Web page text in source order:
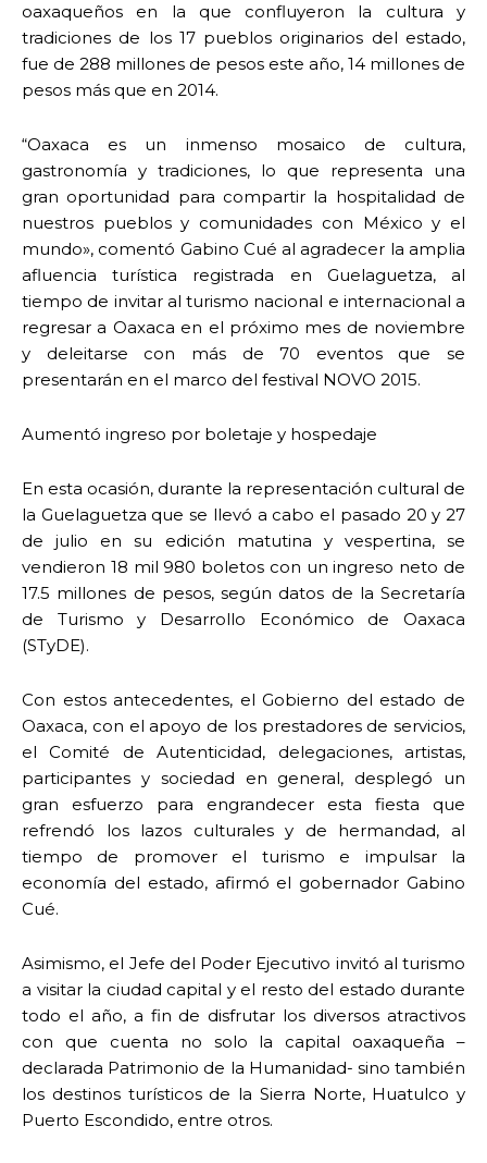
oaxaqueños en la que confluyeron la cultura y
tradiciones de los 17 pueblos originarios del estado,
fue de 288 millones de pesos este año, 14 millones de
pesos más que en 2014.
“Oaxaca es un inmenso mosaico de cultura,
gastronomía y tradiciones, lo que representa una
gran oportunidad para compartir la hospitalidad de
nuestros pueblos y comunidades con México y el
mundo», comentó Gabino Cué al agradecer la amplia
afluencia turística registrada en Guelaguetza, al
tiempo de invitar al turismo nacional e internacional a
regresar a Oaxaca en el próximo mes de noviembre
y deleitarse con más de 70 eventos que se
presentarán en el marco del festival NOVO 2015.
Aumentó ingreso por boletaje y hospedaje
En esta ocasión, durante la representación cultural de
la Guelaguetza que se llevó a cabo el pasado 20 y 27
de julio en su edición matutina y vespertina, se
vendieron 18 mil 980 boletos con un ingreso neto de
17.5 millones de pesos, según datos de la Secretaría
de Turismo y Desarrollo Económico de Oaxaca
(STyDE).
Con estos antecedentes, el Gobierno del estado de
Oaxaca, con el apoyo de los prestadores de servicios,
el Comité de Autenticidad, delegaciones, artistas,
participantes y sociedad en general, desplegó un
gran esfuerzo para engrandecer esta fiesta que
refrendó los lazos culturales y de hermandad, al
tiempo de promover el turismo e impulsar la
economía del estado, afirmó el gobernador Gabino
Cué.
Asimismo, el Jefe del Poder Ejecutivo invitó al turismo
a visitar la ciudad capital y el resto del estado durante
todo el año, a fin de disfrutar los diversos atractivos
con que cuenta no solo la capital oaxaqueña –
declarada Patrimonio de la Humanidad- sino también
los destinos turísticos de la Sierra Norte, Huatulco y
Puerto Escondido, entre otros.